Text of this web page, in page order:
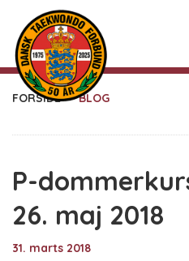
FORSIDE BLOG
P-
26. maj 2018
31. marts 2018